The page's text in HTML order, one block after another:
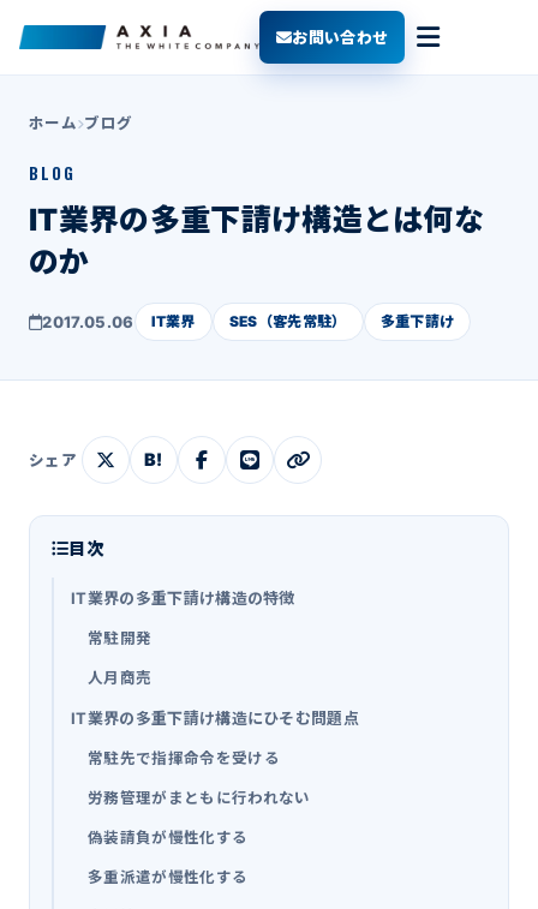
お問い合わせ
ホーム ブログ
BLOG
IT業界の多重下請け構造とは何な
のか
2017.05.06 IT業界 SES（客先常駐） 多重下請け
シェア B!
目次
IT業界の多重下請け構造の特徴
常駐開発
人月商売
IT業界の多重下請け構造にひそむ問題点
常駐先で指揮命令を受ける
労務管理がまともに行われない
偽装請負が慢性化する
多重派遣が慢性化する